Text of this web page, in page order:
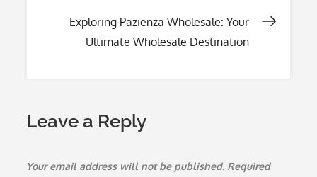
navigation
Exploring Pazienza Wholesale: Your
Ultimate Wholesale Destination
Leave a Reply
Your email address will not be published. Required